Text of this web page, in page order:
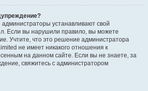
устанавливают свой
Если вы нарушили правило, вы можете
Учтите, что это решение администратора
не имеет никакого отношения к
на данном сайте. Если вы не знаете, за
свяжитесь с администратором